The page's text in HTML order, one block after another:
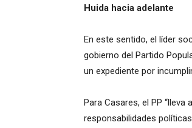
Huida hacia adelante
En este sentido, el líder
gobierno del Partido
un expediente por
Para Casares, el PP
responsabilidades